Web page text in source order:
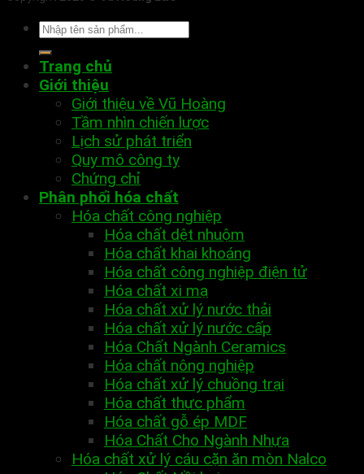
Trang chủ
Giới thiệu
Giới thiệu về Vũ Hoàng
Tầm nhìn chiến lược
Lịch sử phát triển
Quy mô công ty
Chứng chỉ
Phân phối hóa chất
Hóa chất công nghiệp
Hóa chất dệt nhuộm
Hóa chất khai khoáng
Hóa chất công nghiệp điện tử
Hóa chất xi mạ
Hóa chất xử lý nước thải
Hóa chất xử lý nước cấp
Hóa Chất Ngành Ceramics
Hóa chất nông nghiệp
Hóa chất xử lý chuồng trại
Hóa chất thực phẩm
Hóa chất gỗ ép MDF
Hóa Chất Cho Ngành Nhựa
Hóa chất xử lý cáu cặn ăn mòn Nalco